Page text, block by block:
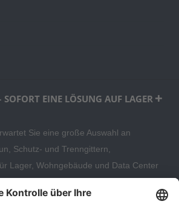
EINE LÖSUNG AUF LAGER
Sie eine große Auswahl an
Schutz- und Trenngittern,
Lager, Wohngebäude und Data Center
und Zaunsysteme für die sichere